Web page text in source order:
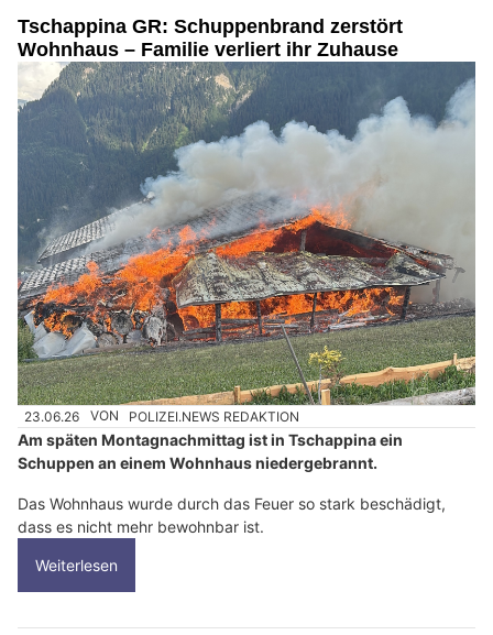
Tschappina GR: Schuppenbrand zerstört
Wohnhaus – Familie verliert ihr Zuhause
23.06.26 VON POLIZEI.NEWS REDAKTION
Am späten Montagnachmittag ist in Tschappina ein
Schuppen an einem Wohnhaus niedergebrannt.
Das Wohnhaus wurde durch das Feuer so stark beschädigt,
dass es nicht mehr bewohnbar ist.
Weiterlesen